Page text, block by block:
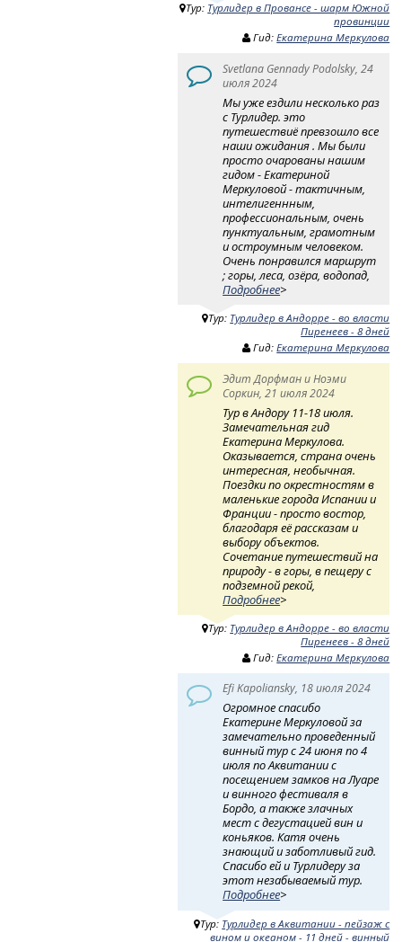
Тур: Турлидер в Провансе - шарм Южной
провинции
Гид:Екатерина Меркулова
Svetlana Gennady Podolsky, 24
июля 2024
Мы уже ездили несколько раз
с Турлидер. это
путешествиё превзошло все
наши ожидания . Мы были
просто очарованы нашим
гидом - Екатериной
Меркуловой - тактичным,
интелигеннным,
профессиональным, очень
пунктуальным, грамотным
и остроумным человеком.
Очень понравился маршрут
; горы, леса, озёра, водопад,
Подробнее>
Тур: Турлидер в Андорре - во власти
Пиренеев - 8 дней
Гид:Екатерина Меркулова
Эдит Дорфман и Ноэми
Соркин, 21 июля 2024
Тур в Андору 11-18 июля.
Замечательная гид
Екатерина Меркулова.
Оказывается, страна очень
интересная, необычная.
Поездки по окрестностям в
маленькие города Испании и
Франции - просто востор,
благодаря её рассказам и
выбору объектов.
Сочетание путешествий на
природу - в горы, в пещеру с
подземной рекой,
Подробнее>
Тур: Турлидер в Андорре - во власти
Пиренеев - 8 дней
Гид:Екатерина Меркулова
Efi Kapoliansky, 18 июля 2024
Огромное спасибо
Екатерине Меркуловой за
замечательно проведенный
винный тур с 24 июня по 4
июля по Аквитании с
посещением замков на Луаре
и винного фестиваля в
Бордо, а также злачных
мест с дегустацией вин и
коньяков. Катя очень
знающий и заботливый гид.
Спасибо ей и Турлидеру за
этот незабываемый тур.
Подробнее>
Тур: Турлидер в Аквитании - пейзаж с
вином и океаном - 11 дней - винный